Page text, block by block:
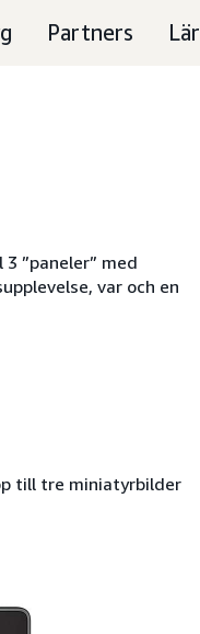
Partners Lär
”paneler” med
var och en
till tre miniatyrbilder